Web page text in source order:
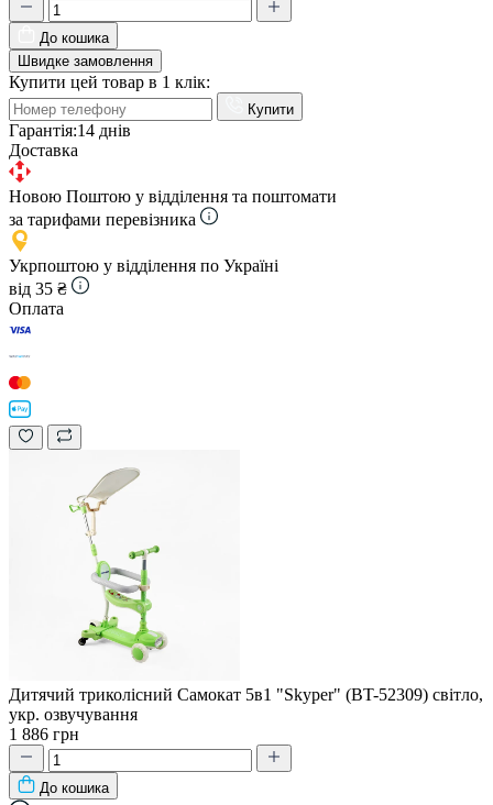
До кошика
Швидке замовлення
Купити цей товар в 1 клік:
Купити
Гарантія:14 днів
Доставка
Новою Поштою у відділення та поштомати
за тарифами перевізника
Укрпоштою у відділення по Україні
від 35 ₴
Оплата
Дитячий триколісний Самокат 5в1 "Skyper" (BT-52309) світло,
укр. озвучування
1 886 грн
До кошика